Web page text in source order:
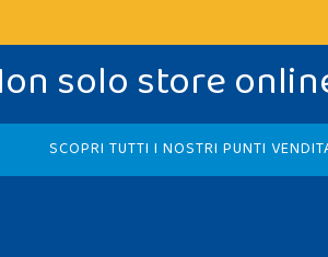
solo store
SCOPRI TUTTI I NOSTRI PUNTI